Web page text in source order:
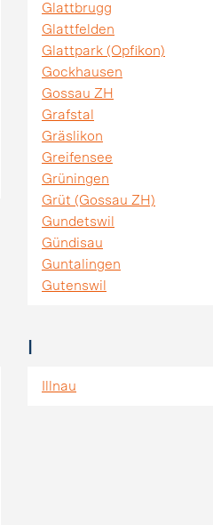
Glattbrugg
Glattfelden
Glattpark (Opfikon)
Gockhausen
Gossau ZH
Grafstal
Gräslikon
Greifensee
Grüningen
Grüt (Gossau ZH)
Gundetswil
Gündisau
Guntalingen
Gutenswil
Illnau